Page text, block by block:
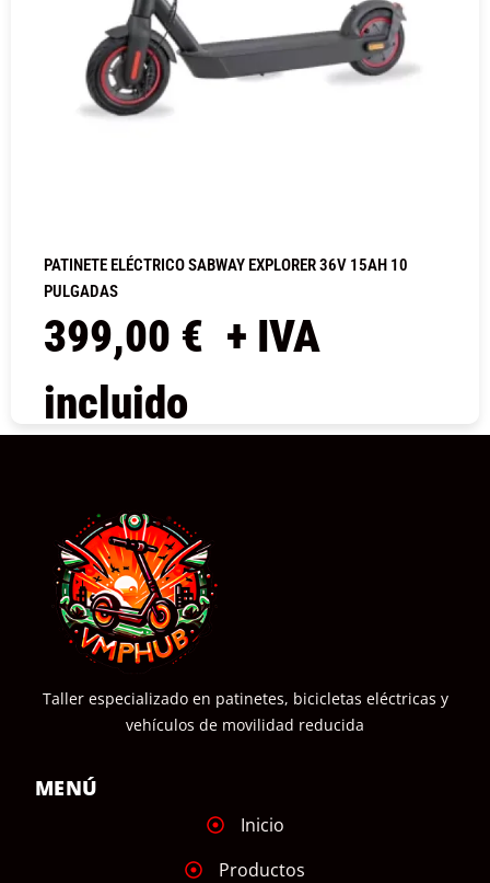
PATINETE ELÉCTRICO SABWAY EXPLORER 36V 15AH 10
PULGADAS
399,00 € + IVA
incluido
Taller especializado en patinetes, bicicletas eléctricas y
vehículos de movilidad reducida
MENÚ
Inicio
Productos